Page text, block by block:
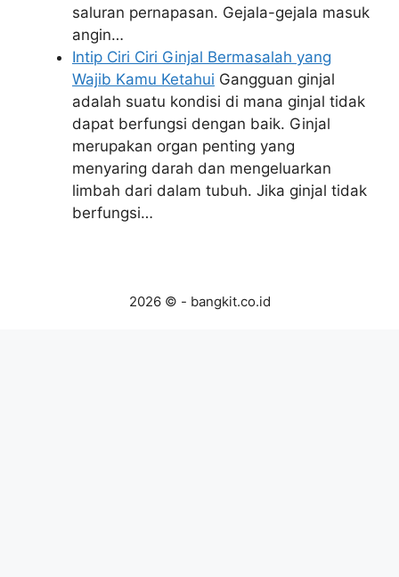
saluran pernapasan. Gejala-gejala masuk
angin…
Intip Ciri Ciri Ginjal Bermasalah yang
Wajib Kamu Ketahui Gangguan ginjal
adalah suatu kondisi di mana ginjal tidak
dapat berfungsi dengan baik. Ginjal
merupakan organ penting yang
menyaring darah dan mengeluarkan
limbah dari dalam tubuh. Jika ginjal tidak
berfungsi…
2026 © - bangkit.co.id